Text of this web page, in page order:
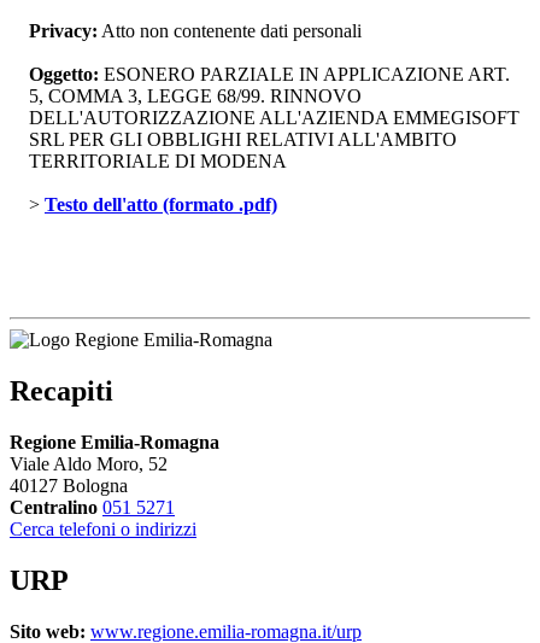
Privacy: Atto non contenente dati personali
Oggetto: ESONERO PARZIALE IN APPLICAZIONE ART.
5, COMMA 3, LEGGE 68/99. RINNOVO
DELL'AUTORIZZAZIONE ALL'AZIENDA EMMEGISOFT
SRL PER GLI OBBLIGHI RELATIVI ALL'AMBITO
TERRITORIALE DI MODENA
> Testo dell'atto (formato .pdf)
Recapiti
Regione Emilia-Romagna
Viale Aldo Moro, 52
40127 Bologna
Centralino 051 5271
Cerca telefoni o indirizzi
URP
Sito web: www.regione.emilia-romagna.it/urp